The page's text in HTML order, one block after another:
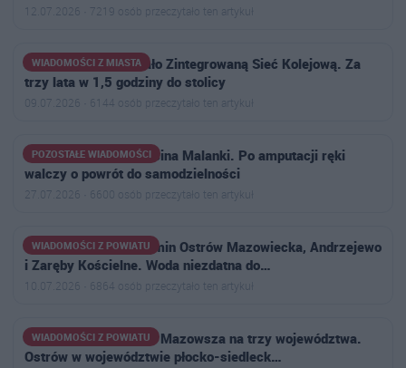
12.07.2026 · 7219 osób przeczytało ten artykuł
WIADOMOŚCI Z MIASTA
Ministerstwo pokazało Zintegrowaną Sieć Kolejową. Za
trzy lata w 1,5 godziny do stolicy
09.07.2026 · 6144 osób przeczytało ten artykuł
POZOSTAŁE WIADOMOŚCI
Trwa zbiórka dla Marcina Malanki. Po amputacji ręki
walczy o powrót do samodzielności
27.07.2026 · 6600 osób przeczytało ten artykuł
WIADOMOŚCI Z POWIATU
Uwaga mieszkańcy gmin Ostrów Mazowiecka, Andrzejewo
i Zaręby Kościelne. Woda niezdatna do…
10.07.2026 · 6864 osób przeczytało ten artykuł
WIADOMOŚCI Z POWIATU
Powstał plan podziału Mazowsza na trzy województwa.
Ostrów w województwie płocko-siedleck…